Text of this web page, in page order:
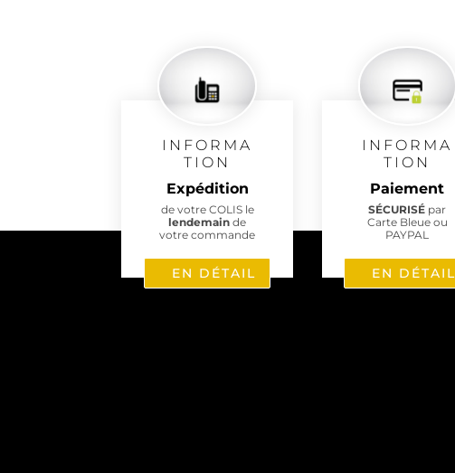
INFORMA
TION
Expédition
de votre COLIS le
lendemainde
votre commande
EN DÉTAIL
INFORMA
TION
Paiement
SÉCURISÉ par
Carte Bleue ou
PAYPAL
EN DÉTAIL